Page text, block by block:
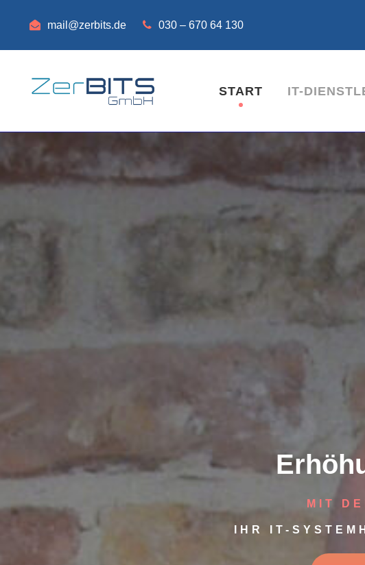
mail@zerbits.de 030 – 670 64 130
START IT-
MIT
IHR IT-